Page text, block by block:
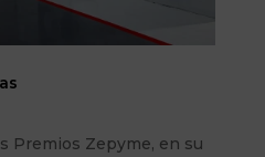
Premios Zepyme, en su